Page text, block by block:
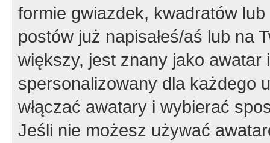
formie gwiazdek, kwadratów
postów już napisałeś/aś lub na
większy, jest znany jako
spersonalizowany dla każdego
włączać awatary i wybierać
Jeśli nie możesz używać